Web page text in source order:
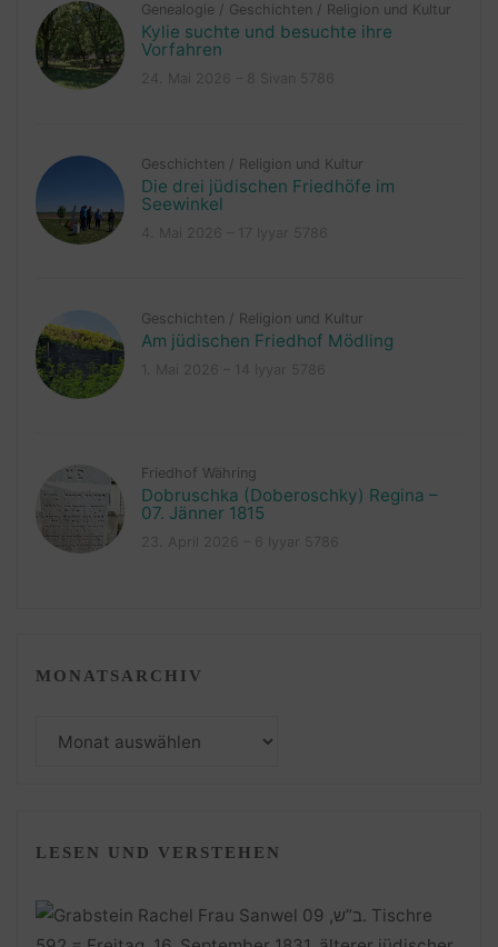
Genealogie / Geschichten / Religion und Kultur
Kylie suchte und besuchte ihre
Vorfahren
Geschichten / Religion und Kultur
Die drei jüdischen Friedhöfe im
Seewinkel
Geschichten / Religion und Kultur
Am jüdischen Friedhof Mödling
Friedhof Währing
Dobruschka (Doberoschky) Regina –
07. Jänner 1815
MONATSARCHIV
LESEN UND VERSTEHEN